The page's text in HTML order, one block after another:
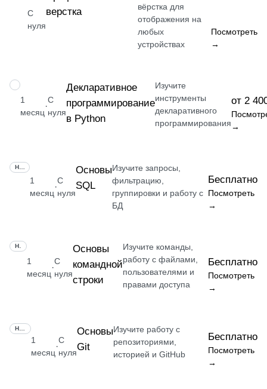
С
нуля
верстка
вёрстка для
отображения на
любых
устройствах
Посмотреть
→
НАВЫК
1
месяц
·
С
нуля
Декларативное
программирование
в Python
Изучите
инструменты
декларативного
программирования
от 2
→
1
месяц
·
С
нуля
Основы
SQL
Изучите запросы,
фильтрацию,
группировки и работу с
БД
Бесплатно
Посмотреть
→
1
месяц
·
С
нуля
Основы
командной
строки
Изучите команды,
работу с файлами,
пользователями и
правами доступа
Бесплатно
Посмотреть
→
1
месяц
·
С
нуля
Основы
Git
Изучите работу с
репозиториями,
историей и GitHub
Бесплатно
Посмотреть
→